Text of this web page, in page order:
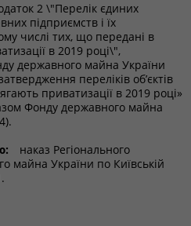
2 \"Перелік єдиних
підприємств і їх
числі тих, що передані в
в 2019 році\",
державного майна України
переліків об’єктів
приватизації в 2019 році»
Фонду державного майна
наказ Регіонального
майна України по Київській